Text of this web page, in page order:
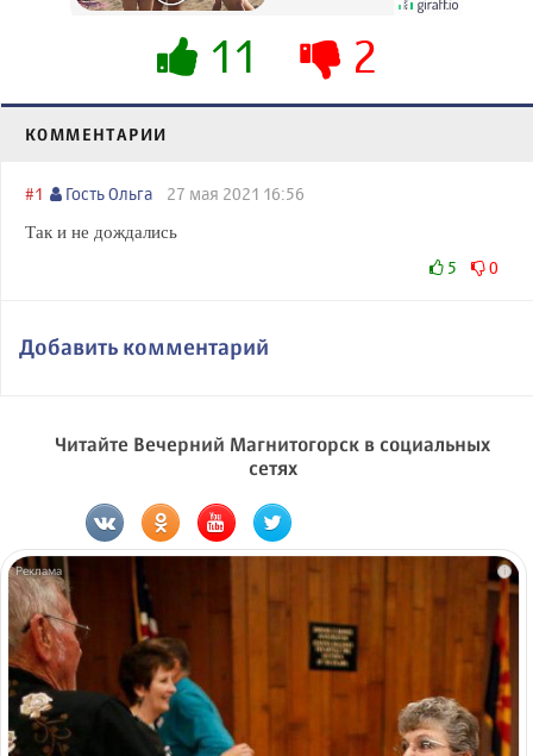
11 2
КОММЕНТАРИИ
#1 Гость Ольга 27 мая 2021 16:56
Так и не дождались
5 0
Добавить комментарий
Читайте Вечерний Магнитогорск в социальных
сетях
i